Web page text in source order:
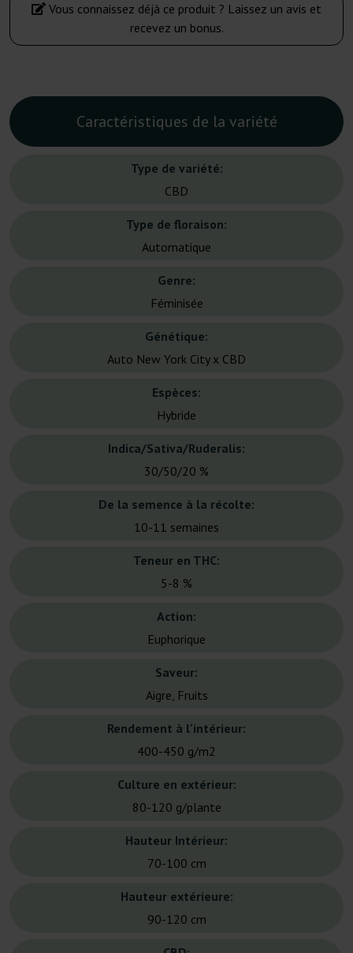
Vous connaissez déjà ce produit ? Laissez un avis et
recevez un bonus.
Caractéristiques de la variété
Type de variété:
CBD
Type de floraison:
Automatique
Genre:
Féminisée
Génétique:
Auto New York City x CBD
Espèces:
Hybride
Indica/Sativa/Ruderalis:
30/50/20 %
De la semence à la récolte:
10-11 semaines
Teneur en THC:
5-8 %
Action:
Euphorique
Saveur:
Aigre, Fruits
Rendement à l'intérieur:
400-450 g/m2
Culture en extérieur:
80-120 g/plante
Hauteur Intérieur:
70-100 cm
Hauteur extérieure:
90-120 cm